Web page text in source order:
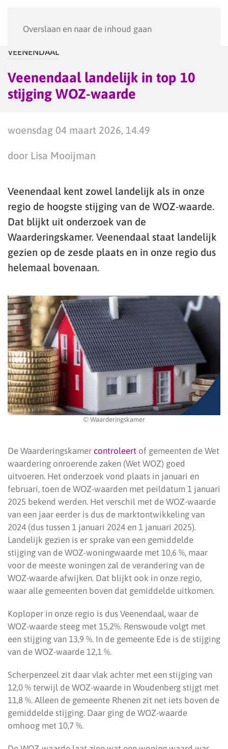
Overslaan en naar de inhoud gaan
VEENENDAAL
Veenendaal landelijk in top 10
stijging WOZ-waarde
woensdag 04 maart 2026, 14.49
door Lisa Mooijman
Veenendaal kent zowel landelijk als in onze
regio de hoogste stijging van de WOZ-waarde.
Dat blijkt uit onderzoek van de
Waarderingskamer. Veenendaal staat landelijk
gezien op de zesde plaats en in onze regio dus
helemaal bovenaan.
© Waarderingskamer
De Waarderingskamer controleert of gemeenten de Wet
waardering onroerende zaken (Wet WOZ) goed
uitvoeren. Het onderzoek vond plaats in januari en
februari, toen de WOZ-waarden met peildatum 1 januari
2025 bekend werden. Het verschil met de WOZ-waarde
van een jaar eerder is dus de marktontwikkeling van
2024 (dus tussen 1 januari 2024 en 1 januari 2025).
Landelijk gezien is er sprake van een gemiddelde
stijging van de WOZ-woningwaarde met 10,6 %, maar
voor de meeste woningen zal de verandering van de
WOZ-waarde afwijken. Dat blijkt ook in onze regio,
waar alle gemeenten boven dat gemiddelde uitkomen.
Koploper in onze regio is dus Veenendaal, waar de
WOZ-waarde steeg met 15,2%. Renswoude volgt met
een stijging van 13,9 %. In de gemeente Ede is de stijging
van de WOZ-waarde 12,1 %.
Scherpenzeel zit daar vlak achter met een stijging van
12,0 % terwijl de WOZ-waarde in Woudenberg stijgt met
11,8 %. Alleen de gemeente Rhenen zit net iets boven de
gemiddelde stijging. Daar ging de WOZ-waarde
omhoog met 10,7 %.